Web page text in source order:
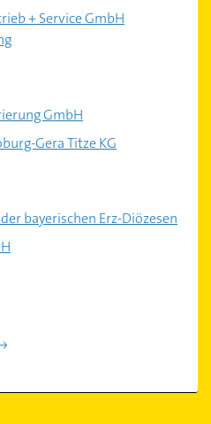
+ Service GmbH
GmbH
Gera Titze KG
bayerischen Erz-Diözesen